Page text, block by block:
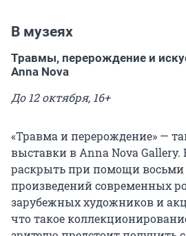
В музеях
Травмы, перерождение и
Anna Nova
До 12 октября, 16+
«Травма и перерождение» —
выставки в Anna Nova Gallery.
раскрыть при помощи восьми
произведений современных
зарубежных художников и
что такое